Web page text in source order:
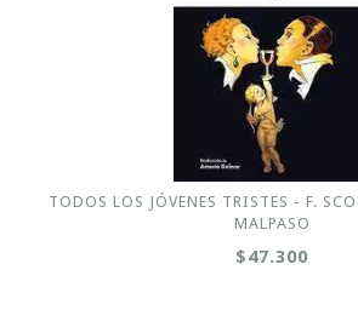
TODOS LOS JÓVENES TRISTES - F.
MALPASO
$47.300